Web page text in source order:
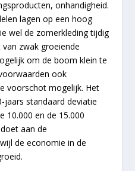
onhandigheid.
lagen op een hoog
wel de zomerkleding tijdig
zwak groeiende
om de boom klein te
ook
voorschot mogelijk. Het
standaard deviatie
10.000 en de 15.000
aan de
de economie in de